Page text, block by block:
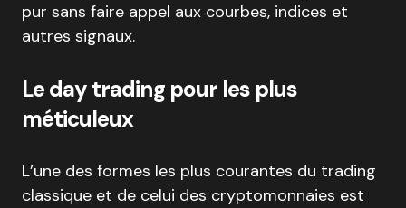
pur sans faire appel aux courbes, indices et
autres signaux.
Le day trading pour les plus
méticuleux
L’une des formes les plus courantes du trading
classique et de celui des cryptomonnaies est